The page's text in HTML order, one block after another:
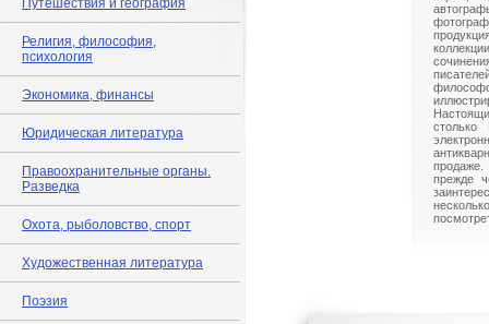
Путешествия и география
Религия, философия,
психология
Экономика, финансы
Юридическая литература
Правоохранительные органы.
Разведка
Охота, рыболовство, спорт
Художественная литература
Поэзия
столько
прежде